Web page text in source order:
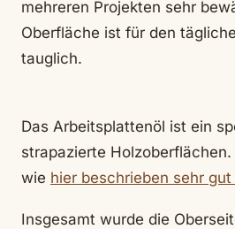
mehreren Projekten sehr
Oberfläche ist für den
tauglich.
Das Arbeitsplattenöl ist ein
strapazierte
wie hier beschrieben sehr
Insgesamt wurde die